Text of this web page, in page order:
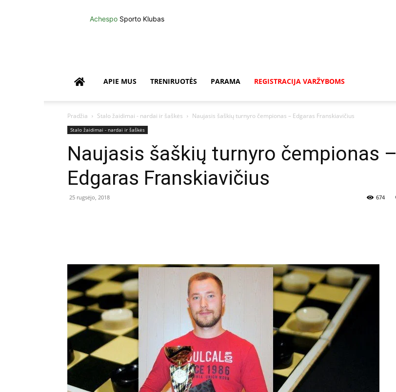
Achespo Sporto Klubas
APIE MUS TRENIRUOTĖS PARAMA REGISTRACIJA VARŽYBOMS
Pradžia Stalo žaidimai - nardai ir šaškės Naujasis šaškių turnyro čempionas – Edgaras Franskiavičius
Stalo žaidimai - nardai ir šaškės
Naujasis šaškių turnyro čempionas –
Edgaras Franskiavičius
25 rugsėjo, 2018 674